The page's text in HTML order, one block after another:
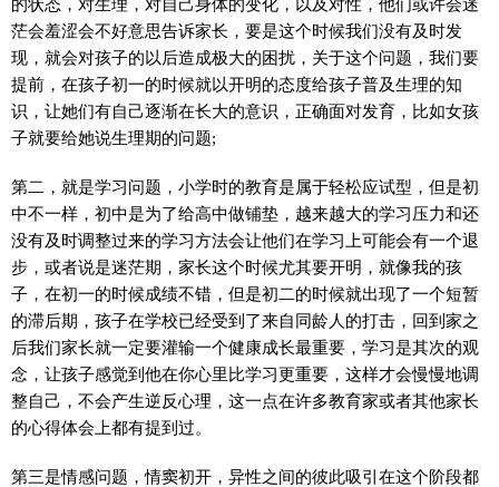
的状态，对生理，对自己身体的变化，以及对性，他们或许会迷
茫会羞涩会不好意思告诉家长，要是这个时候我们没有及时发
现，就会对孩子的以后造成极大的困扰，关于这个问题，我们要
提前，在孩子初一的时候就以开明的态度给孩子普及生理的知
识，让她们有自己逐渐在长大的意识，正确面对发育，比如女孩
子就要给她说生理期的问题;
第二，就是学习问题，小学时的教育是属于轻松应试型，但是初
中不一样，初中是为了给高中做铺垫，越来越大的学习压力和还
没有及时调整过来的学习方法会让他们在学习上可能会有一个退
步，或者说是迷茫期，家长这个时候尤其要开明，就像我的孩
子，在初一的时候成绩不错，但是初二的时候就出现了一个短暂
的滞后期，孩子在学校已经受到了来自同龄人的打击，回到家之
后我们家长就一定要灌输一个健康成长最重要，学习是其次的观
念，让孩子感觉到他在你心里比学习更重要，这样才会慢慢地调
整自己，不会产生逆反心理，这一点在许多教育家或者其他家长
的心得体会上都有提到过。
第三是情感问题，情窦初开，异性之间的彼此吸引在这个阶段都